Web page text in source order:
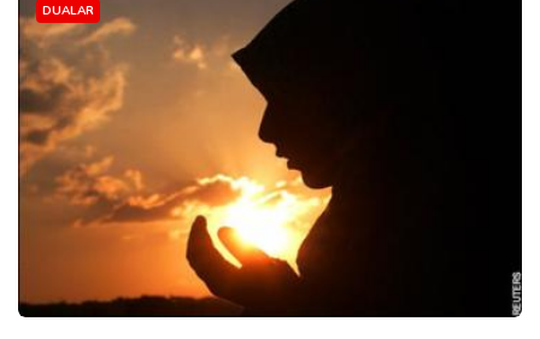
DUALAR